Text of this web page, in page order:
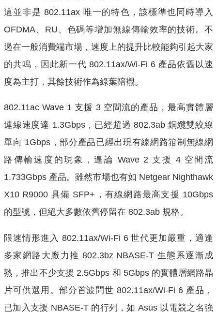
這並非是 802.11ax 唯一的特色，該標準也同時導入
OFDMA、RU、色碼等增加無線傳輸效率的技術。不
過在一般消費端市場，速度上的提升比較能夠引起大家
的共鳴，因此新一代 802.11ax/Wi-Fi 6 產品依舊以速
度為主打，其餘技術作為綠葉陪襯。
802.11ac Wave 1 支援 3 空間流的產品，最高實體層
連線速度達 1.3Gbps，已經超過 802.3ab 銅纜雙絞線
單向 1Gbps，部分產品已經出現有線網路箝制無線網
路傳輸速度的現象，遑論 Wave 2 支援 4 空間流
1.733Gbps 產品。雖然市場也有如 Netgear Nighthawk
X10 R9000 具備 SFP+，有線網路最高支援 10Gbps
的型號，但絕大多數依舊停留在 802.3ab 規格。
限速情形進入 802.11ax/Wi-Fi 6 世代更加嚴重，適逢
多家網路大廠力推 802.3bz NBASE-T 生態系逐漸成
熟，推出不少支援 2.5Gbps 和 5Gbps 的實體層網路晶
片可供選用。部分首波問世 802.11ax/Wi-Fi 6 產品，
已加入支援 NBASE-T 的行列，如 Asus 以電競之名強